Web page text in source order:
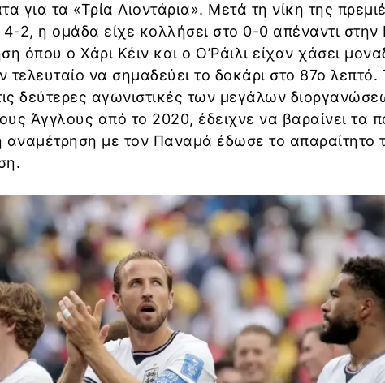
για τα «Τρία Λιοντάρια». Μετά τη νίκη της
4-2, η ομάδα είχε κολλήσει στο 0-0 απέναντι στην
όπου ο Χάρι Κέιν και ο Ο’Ράιλι είχαν χάσει
τελευταίο να σημαδεύει το δοκάρι στο 87ο λεπτό.
δεύτερες αγωνιστικές των μεγάλων
Άγγλους από το 2020, έδειχνε να βαραίνει τα
με τον Παναμά έδωσε το απαραίτητο